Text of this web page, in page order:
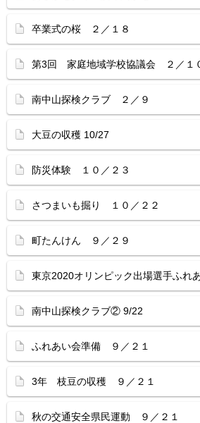
卒業式の桜 ２／１８
第3回 家庭地域学校協議会 ２／１
南中山探検クラブ ２／９
大豆の収穫 10/27
防災体験 １０／２３
さつまいも掘り １０／２２
町たんけん ９／２９
東京2020オリンピック出場選手ふれ
南中山探検クラブ② 9/22
ふれあい会準備 ９／２１
3年 枝豆の収穫 ９／２１
秋の交通安全県民運動 ９／２１